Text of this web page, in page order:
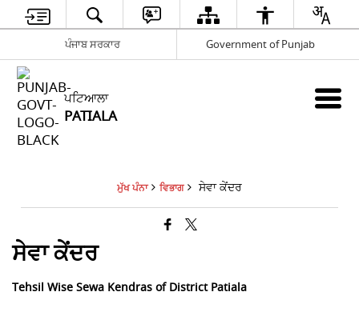
ਪੰਜਾਬ ਸਰਕਾਰ Government of Punjab
ਪਟਿਆਲਾ
PATIALA
ਮੁੱਖ ਪੰਨਾ ਵਿਭਾਗ ਸੇਵਾ ਕੇਂਦਰ
ਸੇਵਾ ਕੇਂਦਰ
Tehsil Wise Sewa Kendras of District Patiala